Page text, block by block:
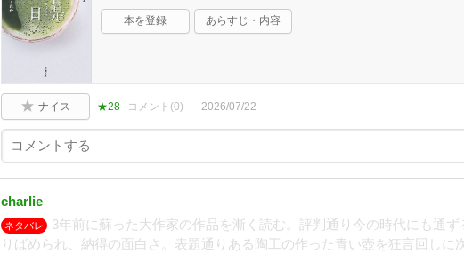
本を登録 あらすじ・内容
ナイス ★28 コメント(0) 2026/07/22
charlie
ネタバレ
3年前に蘇った大作家の作品を漸く読む。評判通り今の時代にも通ず
りばめられ、納得の面白さ。表題通りある陶工の作った青い壺を狂言回しに